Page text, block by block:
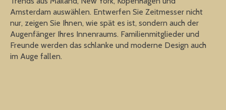
Amsterdam auswählen. Entwerfen Sie Zeitmesser nicht
nur, zeigen Sie Ihnen, wie spät es ist, sondern auch der
Augenfänger Ihres Innenraums. Familienmitglieder und
Freunde werden das schlanke und moderne Design auch
im Auge fallen.